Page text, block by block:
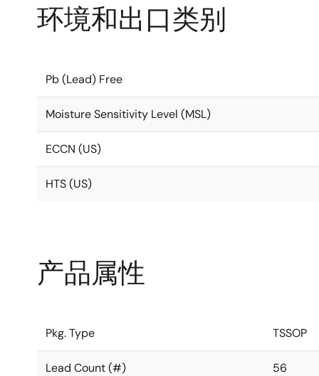
环境和出口类别
Pb (Lead) Free
Moisture Sensitivity Level (MSL)
ECCN (US)
HTS (US)
产品属性
Pkg. Type TSSOP
Lead Count (#) 56